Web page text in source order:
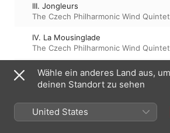
III. Jongleurs
The Czech Philharmonic Wind Quintet
IV. La Mousinglade
The Czech Philharmonic Wind Quintet
V. Joutes sur l'arc
The Czech Philharmonic Wind Quintet
The Czech Philharmonic Wind Quintet
Wähle ein anderes Land aus,
deinen Standort zu sehen
United States